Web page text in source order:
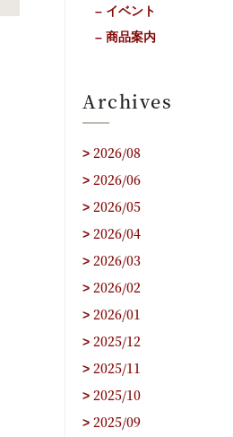
– イベント
– 商品案内
Archives
> 2026/08
> 2026/06
> 2026/05
> 2026/04
> 2026/03
> 2026/02
> 2026/01
> 2025/12
> 2025/11
> 2025/10
> 2025/09